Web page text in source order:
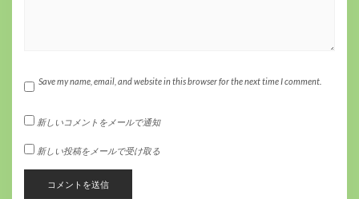
Save my name, email, and website in this browser for the next time I comment.
新しいコメントをメールで通知
新しい投稿をメールで受け取る